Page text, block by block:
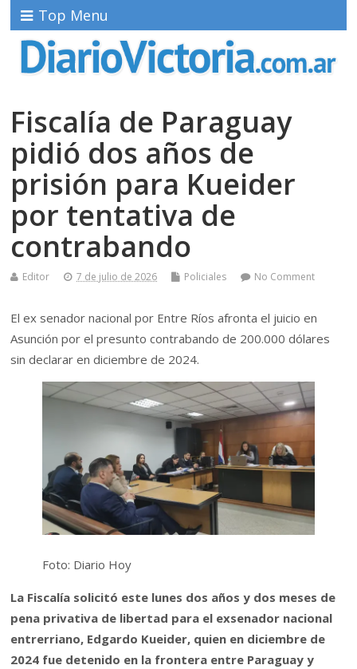
Top Menu
Fiscalía de Paraguay
pidió dos años de
prisión para Kueider
por tentativa de
contrabando
Editor 7 de julio de 2026 Policiales No Comment
El ex senador nacional por Entre Ríos afronta el juicio en
Asunción por el presunto contrabando de 200.000 dólares
sin declarar en diciembre de 2024.
Foto: Diario Hoy
La Fiscalía solicitó este lunes dos años y dos meses de
pena privativa de libertad para el exsenador nacional
entrerriano, Edgardo Kueider, quien en diciembre de
2024 fue detenido en la frontera entre Paraguay y